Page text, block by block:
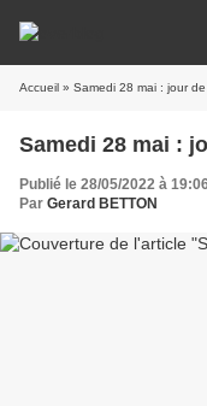
Accueil » Samedi 28 mai : jour
Samedi 28 mai :
Publié le 28/05/2022 à
Par Gerard BETTON